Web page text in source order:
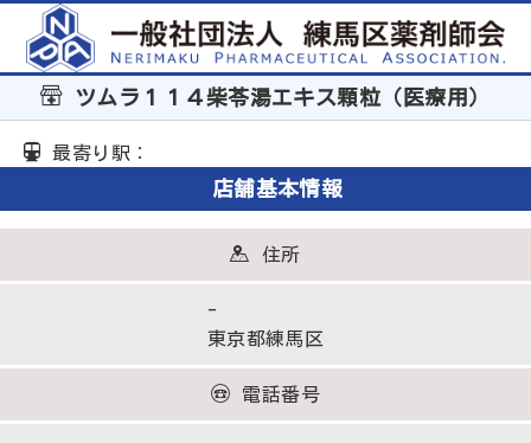
ツムラ１１４柴苓湯エキス顆粒（医療用）
最寄り駅：
店舗基本情報
住所
-
東京都練馬区
電話番号